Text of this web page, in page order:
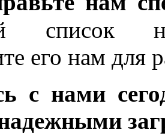
список
его нам для
с нами